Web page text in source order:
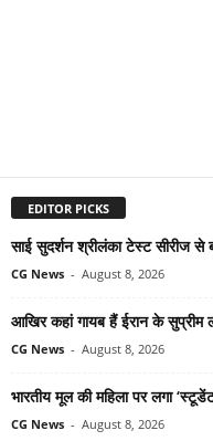
EDITOR PICKS
साई सुदर्शन श्रीलंका टेस्ट सीरीज
CG News - August 8, 2026
आखिर कहां गायब हैं ईरान के सुप्रीम
CG News - August 8, 2026
भारतीय मूल की महिला पर लगा
CG News - August 8, 2026